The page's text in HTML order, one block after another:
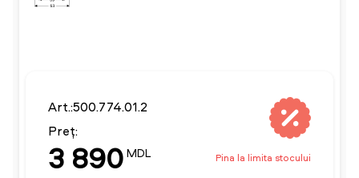
Art.:500.774.01.2
Preț:
3 890 MDL Pina la limita stocului